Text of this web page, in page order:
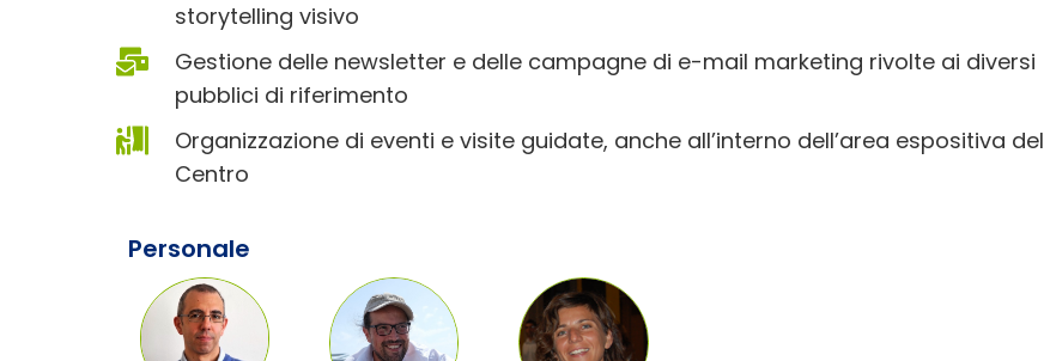
storytelling visivo
Gestione delle newsletter e delle campagne di e-mail marketing rivolte ai diversi
pubblici di riferimento
Organizzazione di eventi e visite guidate, anche all’interno dell’area espositiva del
Centro
Personale